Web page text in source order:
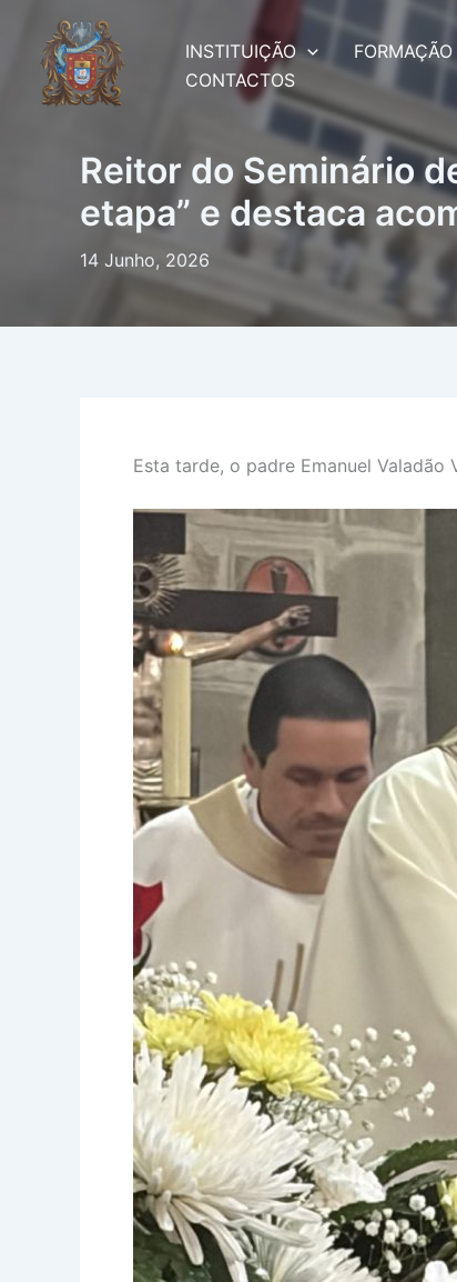
content
INSTITUIÇÃO FORMAÇÃO
CONTACTOS
Reitor do Seminário
etapa” e destaca
14 Junho, 2026
Esta tarde, o padre Emanuel